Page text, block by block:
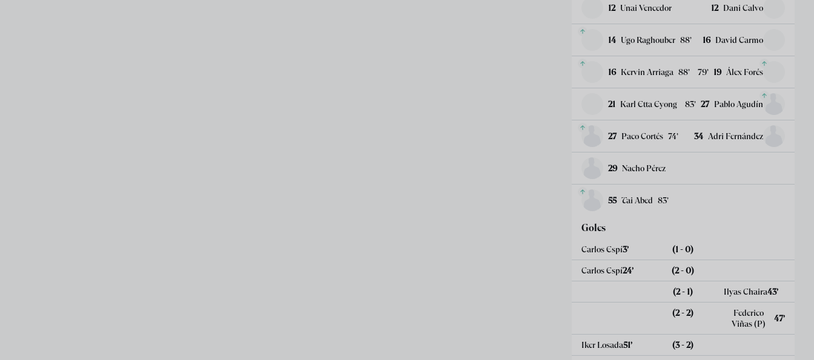
12 Unai Vencedor 12 Dani Calvo
14 Ugo Raghouber 88’ 16 David Carmo
16 Kervin Arriaga 88’ 19 Álex Forés
79’
21 Karl Etta Eyong 27 Pablo Agudín
83’
27 Paco Cortés 74’ 34 Adri Fernández
29 Nacho Pérez
55 Tai Abed 83’
Goles
Carlos Espí3’
(1 - 0)
Carlos Espí24’
(2 - 0)
(2 - 1)
Ilyas Chaira43’
(2 - 2)
Federico
Viñas(P) 47’
Iker Losada51’
(3 - 2)